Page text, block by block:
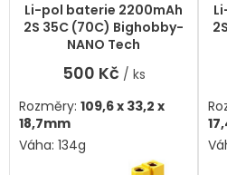
Li-pol baterie 2200mAh
2S 35C (70C) Bighobby-
NANO Tech
500 Kč / ks
Rozměry: 109,6 x 33,2 x
18,7mm
Váha: 134g